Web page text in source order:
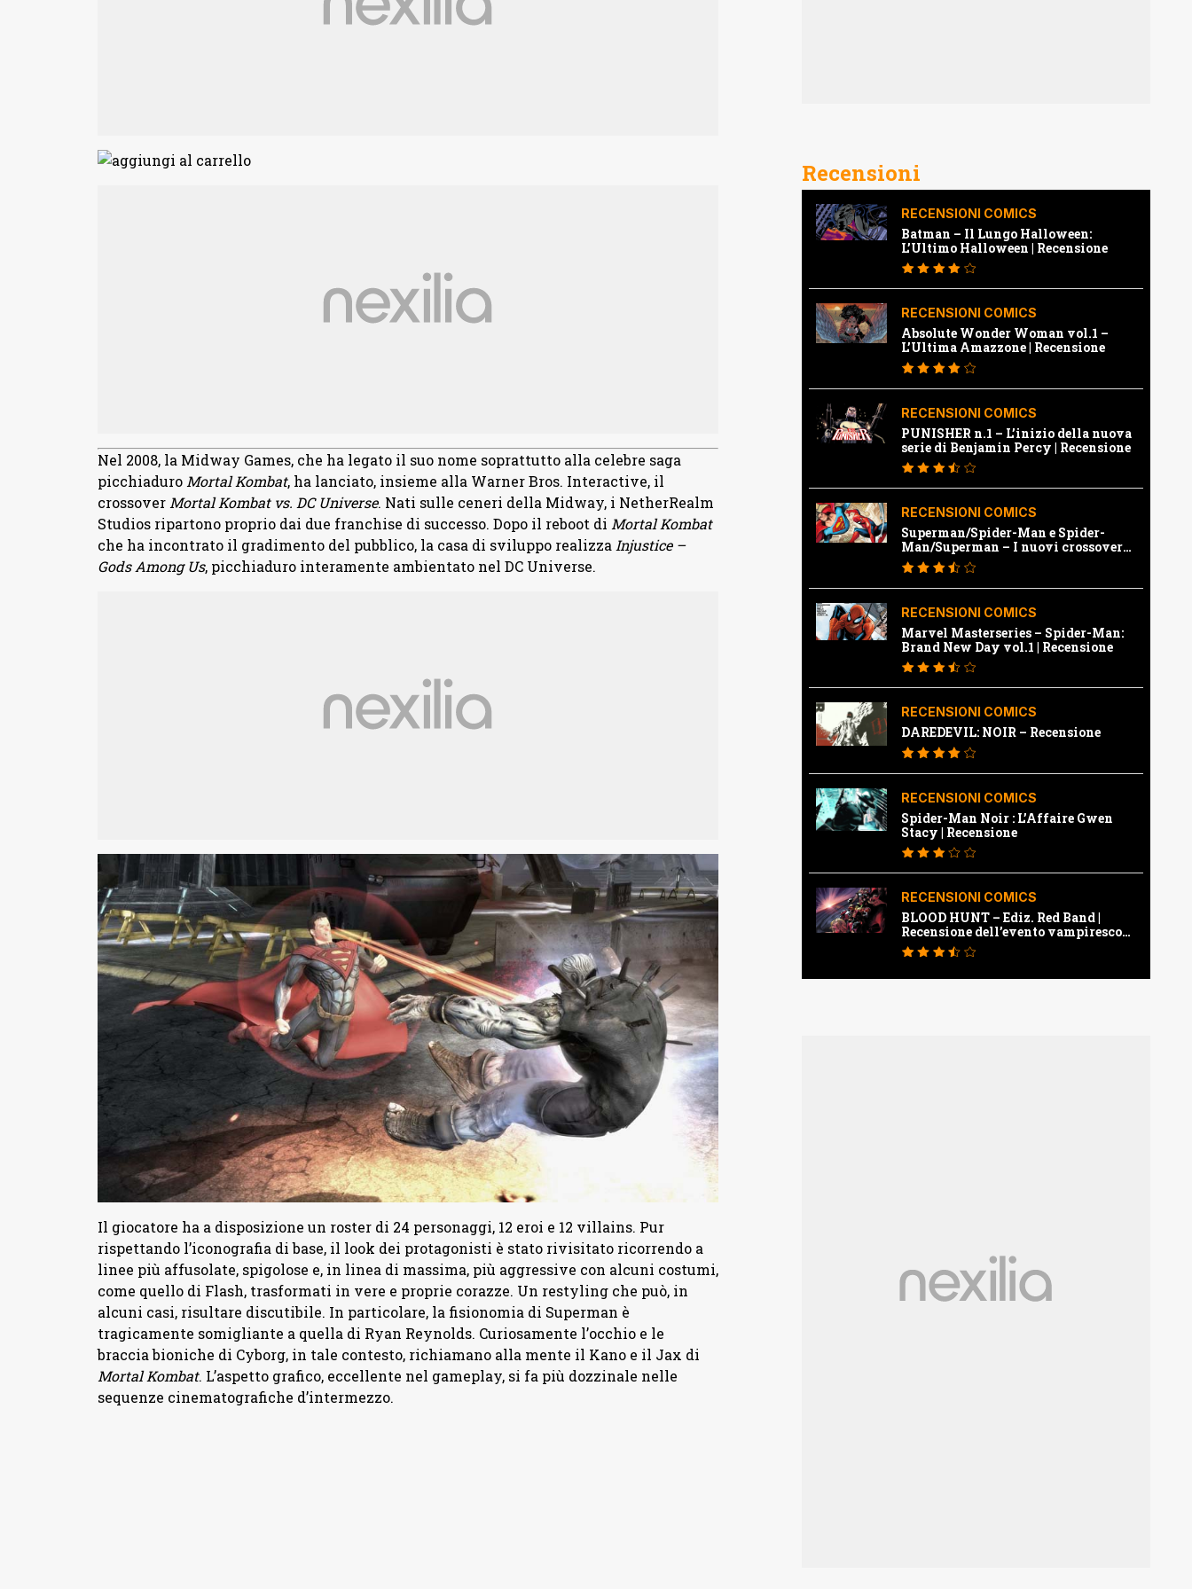
Nel 2008, la Midway Games, che ha legato il suo nome soprattutto alla celebre saga
picchiaduro Mortal Kombat, ha lanciato, insieme alla Warner Bros. Interactive, il
crossover Mortal Kombat vs. DC Universe. Nati sulle ceneri della Midway, i NetherRealm
Studios ripartono proprio dai due franchise di successo. Dopo il reboot di Mortal Kombat
che ha incontrato il gradimento del pubblico, la casa di sviluppo realizza Injustice –
Gods Among Us, picchiaduro interamente ambientato nel DC Universe.
Il giocatore ha a disposizione un roster di 24 personaggi, 12 eroi e 12 villains. Pur
rispettando l’iconografia di base, il look dei protagonisti è stato rivisitato ricorrendo a
linee più affusolate, spigolose e, in linea di massima, più aggressive con alcuni costumi,
come quello di Flash, trasformati in vere e proprie corazze. Un restyling che può, in
alcuni casi, risultare discutibile. In particolare, la fisionomia di Superman è
tragicamente somigliante a quella di Ryan Reynolds. Curiosamente l’occhio e le
braccia bioniche di Cyborg, in tale contesto, richiamano alla mente il Kano e il Jax di
Mortal Kombat. L’aspetto grafico, eccellente nel gameplay, si fa più dozzinale nelle
sequenze cinematografiche d’intermezzo.
Recensioni
RECENSIONI COMICS
Batman – Il Lungo Halloween:
L’Ultimo Halloween | Recensione
RECENSIONI COMICS
Absolute Wonder Woman vol.1 –
L’Ultima Amazzone | Recensione
RECENSIONI COMICS
PUNISHER n.1 – L’inizio della nuova
serie di Benjamin Percy | Recensione
RECENSIONI COMICS
Superman/Spider-Man e Spider-
Man/Superman – I nuovi crossover
Marvel e Dc | Recensione
RECENSIONI COMICS
Marvel Masterseries – Spider-Man:
Brand New Day vol.1 | Recensione
RECENSIONI COMICS
DAREDEVIL: NOIR – Recensione
RECENSIONI COMICS
Spider-Man Noir : L’Affaire Gwen
Stacy | Recensione
RECENSIONI COMICS
BLOOD HUNT – Ediz. Red Band |
Recensione dell’evento vampiresco
della Marvel